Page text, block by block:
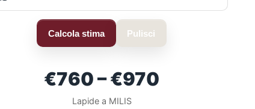
Calcola stima Pulisci
€760 – €970
Lapide a MILIS